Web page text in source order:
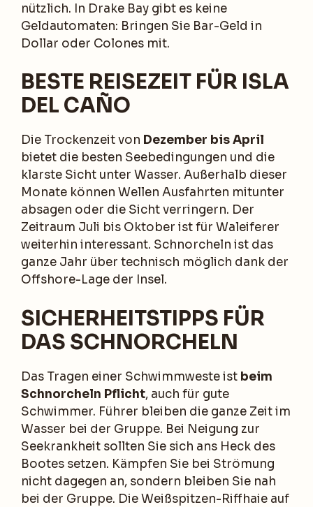
nützlich. In Drake Bay gibt es keine
Geldautomaten: Bringen Sie Bar-Geld in
Dollar oder Colones mit.
BESTE REISEZEIT FÜR ISLA
DEL CAÑO
Die Trockenzeit von Dezember bis April
bietet die besten Seebedingungen und die
klarste Sicht unter Wasser. Außerhalb dieser
Monate können Wellen Ausfahrten mitunter
absagen oder die Sicht verringern. Der
Zeitraum Juli bis Oktober ist für Waleiferer
weiterhin interessant. Schnorcheln ist das
ganze Jahr über technisch möglich dank der
Offshore-Lage der Insel.
SICHERHEITSTIPPS FÜR
DAS SCHNORCHELN
Das Tragen einer Schwimmweste ist beim
Schnorcheln Pflicht, auch für gute
Schwimmer. Führer bleiben die ganze Zeit im
Wasser bei der Gruppe. Bei Neigung zur
Seekrankheit sollten Sie sich ans Heck des
Bootes setzen. Kämpfen Sie bei Strömung
nicht dagegen an, sondern bleiben Sie nah
bei der Gruppe. Die Weißspitzen-Riffhaie auf